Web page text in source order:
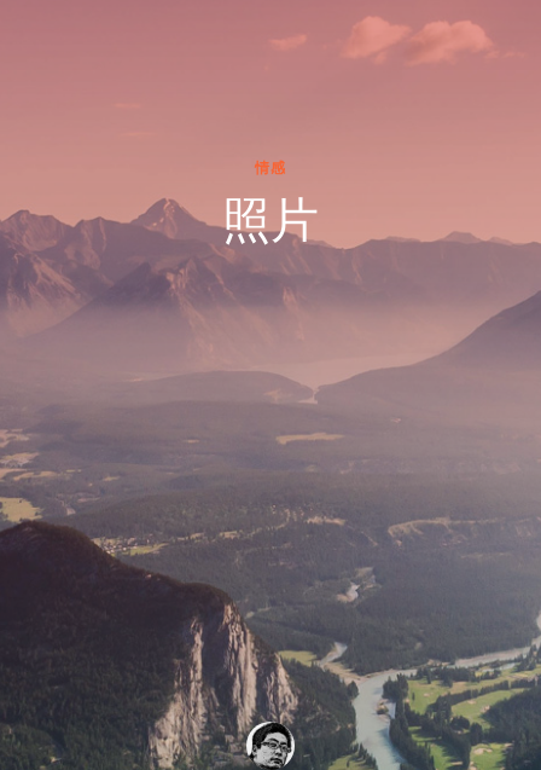
情感
照片